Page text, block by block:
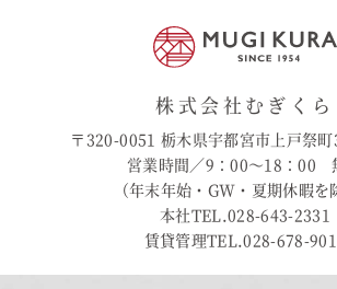
株式会社むぎくら
〒320-0051 栃木県宇都宮市上戸祭
営業時間／9：00〜18：00
（年末年始・GW・夏期休暇を
本社TEL.028-643-2331
賃貸管理TEL.028-678-